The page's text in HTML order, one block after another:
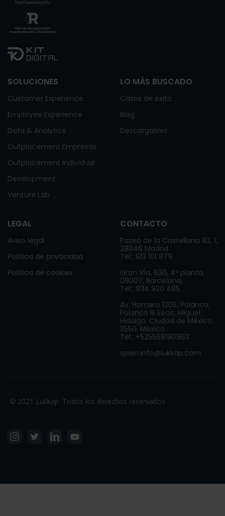
SOLUCIONES
Customer Experience
Employee Experience
Data & Analytics
Outplacement Empresas
Outplacement Individual
Development
Venture Lab
LO MÁS BUSCADO
Casos de éxito
Blog
Descargables
LEGAL
Aviso legal
Política de privacidad
Política de cookies
CONTACTO
Paseo de la Castellana 82, 1,
28046 Madrid.
Tel.: 913 101 879.
Gran Vía, 630, 4º planta,
08007, Barcelona.
Tel.: 934 920 485.
Av. Homero 1205, Polanco,
Polanco III Secc, Miguel
Hidalgo. Ciudad de México,
11550. México.
Tel.: +525568190963.
spain.info@lukkap.com
© 2021 Lukkap. Todos los derechos reservados